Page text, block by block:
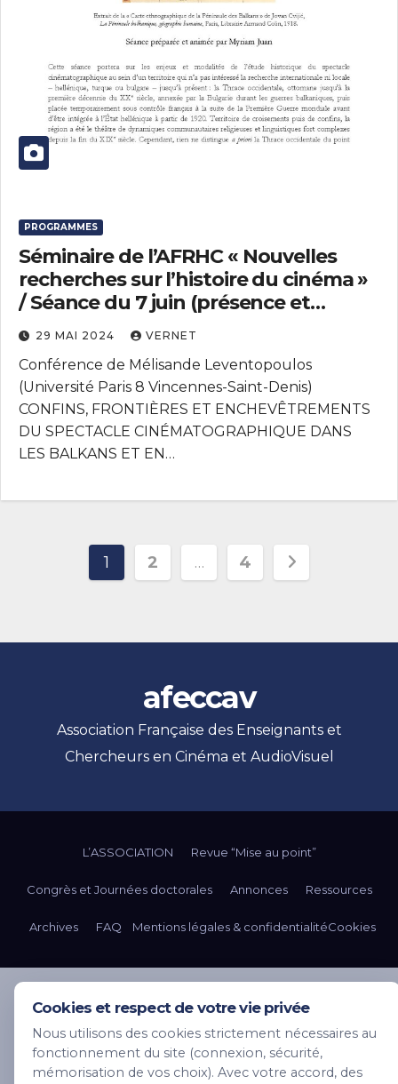
PROGRAMMES
Séminaire de l’AFRHC « Nouvelles
recherches sur l’histoire du cinéma »
/ Séance du 7 juin (présence et
distance)
29 MAI 2024 VERNET
Conférence de Mélisande Leventopoulos
(Université Paris 8 Vincennes-Saint-Denis)
CONFINS, FRONTIÈRES ET ENCHEVÊTREMENTS
DU SPECTACLE CINÉMATOGRAPHIQUE DANS
LES BALKANS ET EN…
Pagination
publications
1 2 … 4
afeccav
Association Française des Enseignants et
Chercheurs en Cinéma et AudioVisuel
L’ASSOCIATION Revue “Mise au point”
Congrès et Journées doctorales Annonces Ressources
Archives FAQ Mentions légales & confidentialitéCookies
Cookies et respect de votre vie privée
Nous utilisons des cookies strictement nécessaires au
fonctionnement du site (connexion, sécurité,
mémorisation de vos choix). Avec votre accord, des